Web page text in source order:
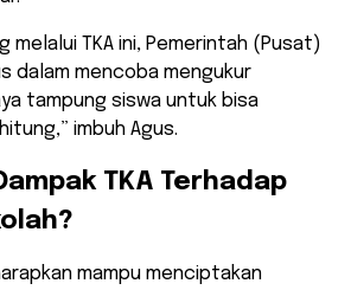
melalui TKA ini, Pemerintah (Pusat)
dalam mencoba mengukur
tampung siswa untuk bisa
imbuh Agus.
TKA Terhadap
mampu menciptakan